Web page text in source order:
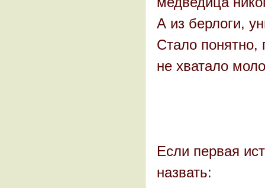
А из берлоги,
Стало понятно,
не хватало
Если первая
назвать: